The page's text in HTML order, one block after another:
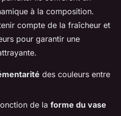
à la composition.
compte de la fraîcheur et
pour garantir une
des couleurs entre
de la forme du vase